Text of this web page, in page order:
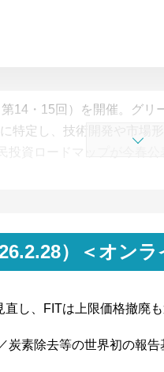
14・15回）を開催。グリ
特定し、技術開発や市場
投資ロードマップが今春公
考慮が推奨項目から基本要
年度のFIP制度の適用範
分含め、太陽光・風力の
電の自立化を背景に、
外に。
）＜オン
し、FITは上限価格撤廃
炭素除去等の世界初の報告